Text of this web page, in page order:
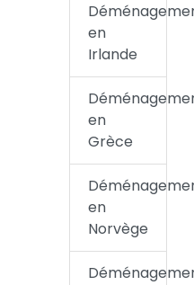
en
Irlande
en
Grèce
en
Norvège